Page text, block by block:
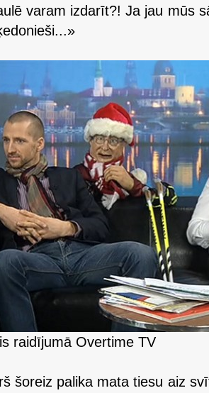
varam izdarīt?! Ja jau mūs
raidījumā Overtime TV
šoreiz palika mata tiesu aiz